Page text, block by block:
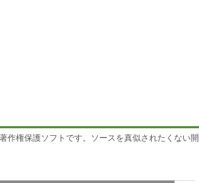
作権保護ソフトです。ソースを真似されたくない開